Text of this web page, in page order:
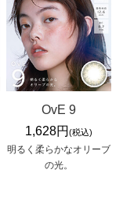
OvE 9
1,628円(税込)
明るく柔らかなオリーブ
の光。